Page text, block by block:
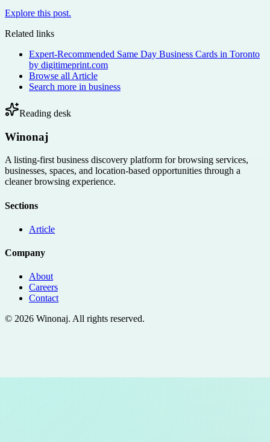
Explore this post.
Related links
Expert-Recommended Same Day Business Cards in Toronto
by digitimeprint.com
Browse all Article
Search more in business
Reading desk
Winonaj
A listing-first business discovery platform for browsing services,
businesses, spaces, and location-based opportunities through a
cleaner browsing experience.
Sections
Article
Company
About
Careers
Contact
© 2026 Winonaj. All rights reserved.